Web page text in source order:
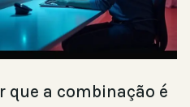
que a combinação é